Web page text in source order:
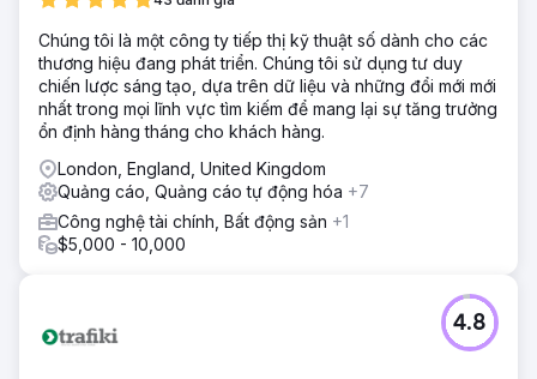
Chúng tôi là một công ty tiếp thị kỹ thuật số dành cho các
thương hiệu đang phát triển. Chúng tôi sử dụng tư duy
chiến lược sáng tạo, dựa trên dữ liệu và những đổi mới mới
nhất trong mọi lĩnh vực tìm kiếm để mang lại sự tăng trưởng
ổn định hàng tháng cho khách hàng.
London, England, United Kingdom
Quảng cáo, Quảng cáo tự động hóa +7
Công nghệ tài chính, Bất động sản +1
$5,000 - 10,000
4.8